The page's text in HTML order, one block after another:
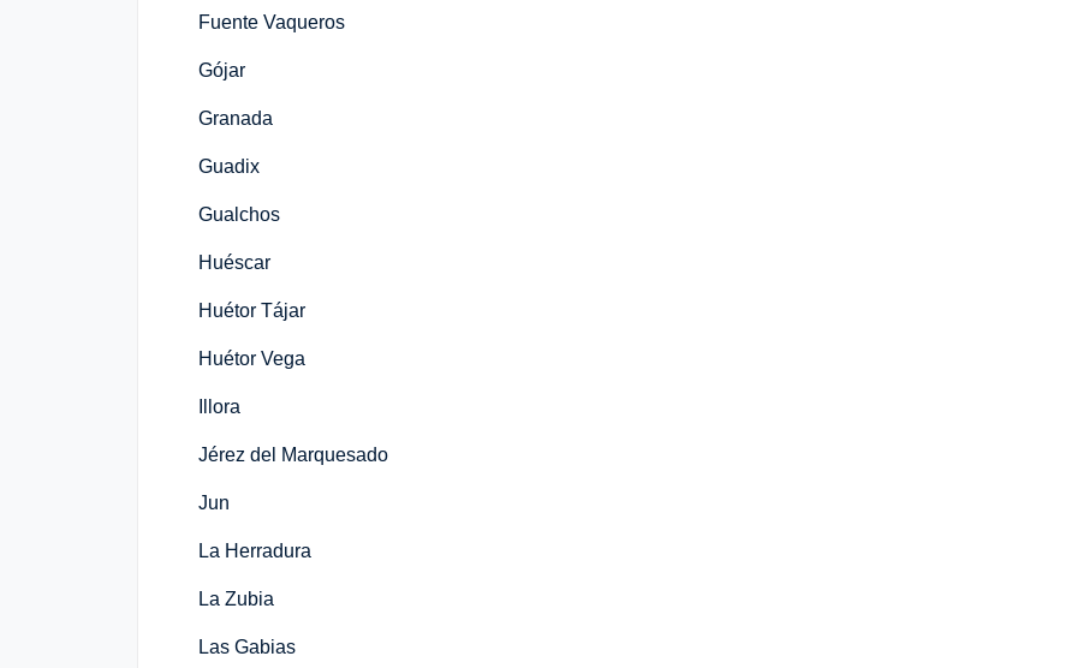
Fuente Vaqueros
Gójar
Granada
Guadix
Gualchos
Huéscar
Huétor Tájar
Huétor Vega
Illora
Jérez del Marquesado
Jun
La Herradura
La Zubia
Las Gabias